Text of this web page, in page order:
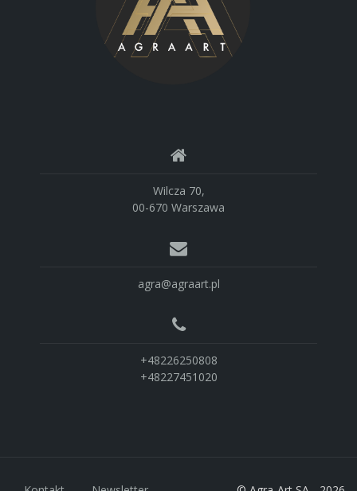
Wilcza 70,
00-670 Warszawa
agra@agraart.pl
+48226250808
+48227451020